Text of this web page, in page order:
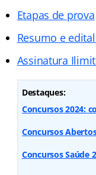
Etapas de prova
Resumo e
Assinatura
Destaques:
Concursos 2024:
Concursos
Concursos Saúde